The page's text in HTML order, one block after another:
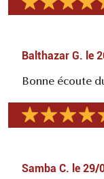
Balthazar G. le
Bonne écoute
Samba C. le 29/